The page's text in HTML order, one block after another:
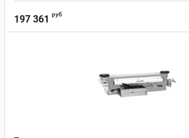
197 361 руб